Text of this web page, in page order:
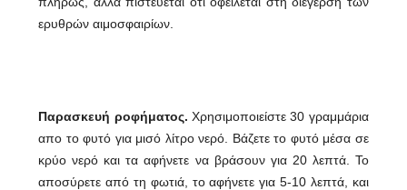
ερυθρών αιμοσφαιρίων.
Παρασκευή ροφήματος. Χρησιμοποιείστε 30 γραμμάρια
απο το φυτό για μισό λίτρο νερό. Βάζετε το φυτό μέσα σε
κρύο νερό και τα αφήνετε να βράσουν για 20 λεπτά. Το
αποσύρετε από τη φωτιά, το αφήνετε για 5-10 λεπτά, και